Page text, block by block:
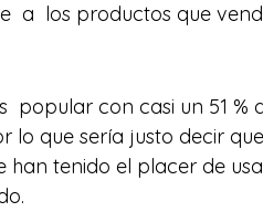
a  los productos que
popular con casi un 51 %
lo que sería justo decir
tenido el placer de